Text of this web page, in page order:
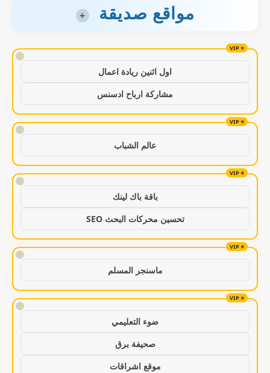
مواقع صديقة +
!
اول اثنين ريادة اعمال
مشاركة ارباح ادسنس
!
عالم الشباب
!
باقة باك لينك
تحسين محركات البحث SEO
!
ماسنجر المسلم
!
ضوء التعليمي
صحيفة برق
موقع اشراقات